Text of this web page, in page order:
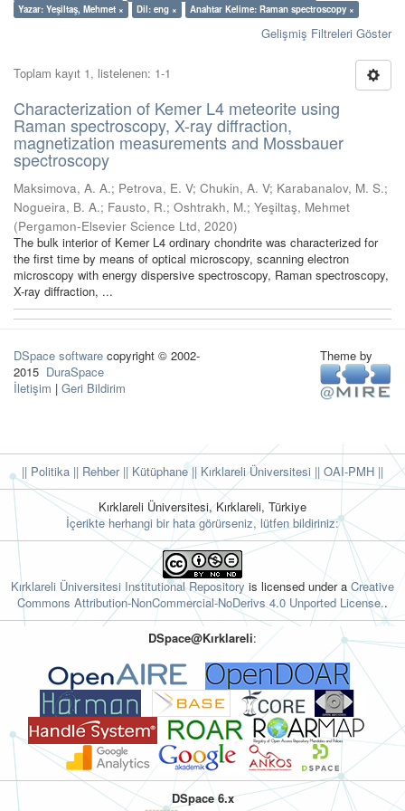
Yazar: Yeşiltaş, Mehmet ×
Dil: eng × Anahtar Kelime: Raman spectroscopy ×
Gelişmiş Filtreleri Göster
Toplam kayıt 1, listelenen: 1-1
Characterization of Kemer L4 meteorite using
Raman spectroscopy, X-ray diffraction,
magnetization measurements and Mossbauer
spectroscopy
Maksimova, A. A.; Petrova, E. V; Chukin, A. V; Karabanalov, M. S.;
Nogueira, B. A.; Fausto, R.; Oshtrakh, M.; Yeşiltaş, Mehmet
(Pergamon-Elsevier Science Ltd, 2020)
The bulk interior of Kemer L4 ordinary chondrite was characterized for
the first time by means of optical microscopy, scanning electron
microscopy with energy dispersive spectroscopy, Raman spectroscopy,
X-ray diffraction, ...
DSpace software copyright © 2002-
2015 DuraSpace
İletişim | Geri Bildirim
Theme by
|| Politika || Rehber|| Kütüphane|| Kırklareli Üniversitesi || OAI-PMH ||
Kırklareli Üniversitesi, Kırklareli, Türkiye
İçerikte herhangi bir hata görürseniz, lütfen bildiriniz:
Kırklareli Üniversitesi Institutional Repository is licensed under a Creative
Commons Attribution-NonCommercial-NoDerivs 4.0 Unported License..
DSpace@Kırklareli:
DSpace 6.x